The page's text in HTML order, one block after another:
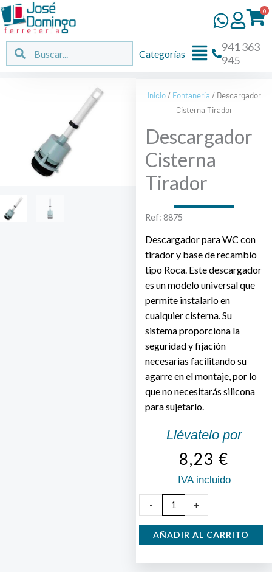
Ir
al
contenido
0
Buscar Buscar
Flyout
Categorías
941 363
945
Inicio/ Fontanería / Descargador
Cisterna Tirador
Descargador
Cisterna
Tirador
Ref: 8875
Descargador para WC con
tirador y base de recambio
tipo Roca. Este descargador
es un modelo universal que
permite instalarlo en
cualquier cisterna. Su
sistema proporciona la
seguridad y fijación
necesarias facilitando su
agarre en el montaje, por lo
que no necesitarás silicona
para sujetarlo.
Llévatelo por
8,23 €
IVA incluido
-
Descargador
Cisterna
Tirador
+
AÑADIR AL CARRITO